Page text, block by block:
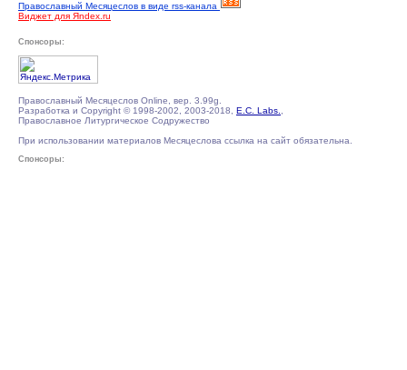
Православный Месяцеслов в виде rss-канала
Виджет для Яndex.ru
Спонсоры:
Православный Месяцеслов Online, вер. 3.99g.
Разработка и Copyright © 1998-2002, 2003-2018, E.C. Labs.
Православное Литургическое Содружество
При использовании материалов Месяцеслова ссылка на сайт обязательна.
Спонсоры: